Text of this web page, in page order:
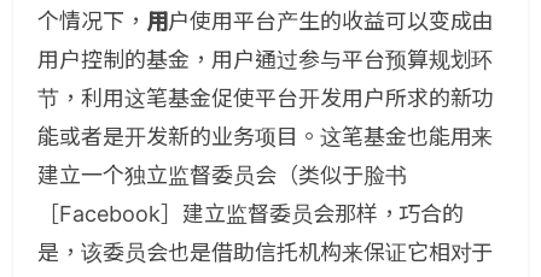
个情况下， 用 户使用平台产生的收益可以变成由
用户控制的基金，用户通过参与平台预算规划环
节，利用这笔基金促使平台开发用户所求的新功
能或者是开发新的业务项目。这笔基金也能用来
建立一个独立监督委员会（类似于脸书
［Facebook］建立监督委员会那样，巧合的
是，该委员会也是借助信托机构来保证它相对于